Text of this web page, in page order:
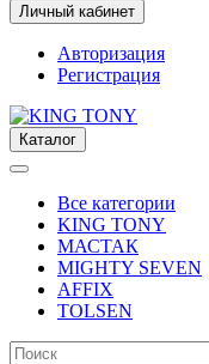
Личный кабинет
Авторизация
Регистрация
Каталог
Все категории
KING TONY
МАСТАК
MIGHTY SEVEN
AFFIX
TOLSEN